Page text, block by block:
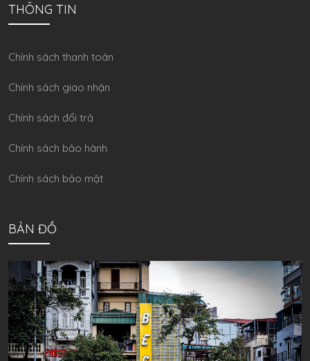
THÔNG TIN
Chính sách thanh toán
Chính sách giao nhận
Chính sách đổi trả
Chính sách bảo hành
Chính sách bảo mật
BẢN ĐỒ